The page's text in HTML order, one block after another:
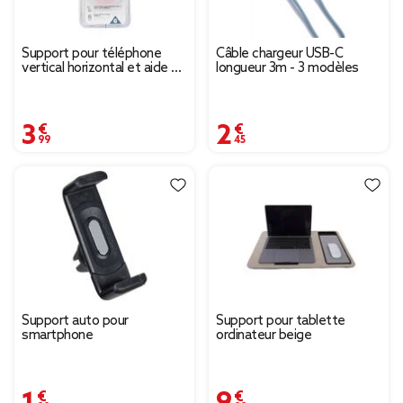
Support pour téléphone
vertical horizontal et aide à
3,99 €
Câble chargeur USB-C
longueur 3m - 3 modèles
2,45 €
Support auto pour
smartphone
1,99 €
Support pour tablette
ordinateur beige
9,99 €